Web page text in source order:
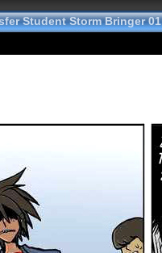
Student Storm Bringer 01